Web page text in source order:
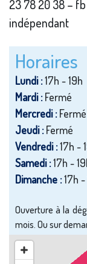
23 78 20 38 –
indépendant
Horaires
Lundi :17h - 19h
Mardi :Fermé
Mercredi :Fermé
Jeudi :Fermé
Vendredi :17h -
Samedi :17h -
Dimanche :17h -
Ouverture à la
mois. Ou sur